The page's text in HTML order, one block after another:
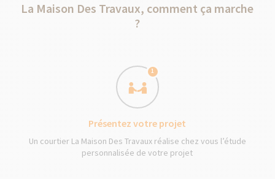
La Maison Des Travaux, comment ça marche
?
1
Présentez votre projet
Un courtier La Maison Des Travaux réalise chez vous l’étude
personnalisée de votre projet